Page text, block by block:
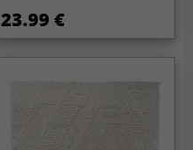
23.99 €